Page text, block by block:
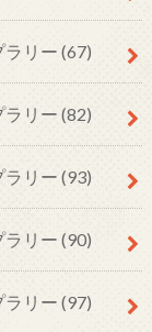
ラリー (67)
ラリー (82)
ラリー (93)
ラリー (90)
ラリー (97)